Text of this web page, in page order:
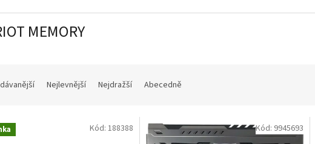
MEMORY
Nejlevnější Nejdražší Abecedně
Kód: 188388 Kód: 9945693